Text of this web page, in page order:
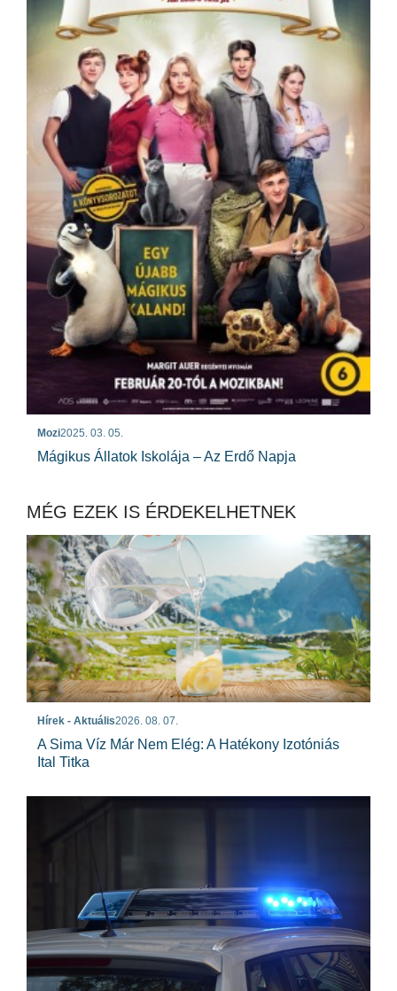
Mozi2025. 03. 05.
Mágikus Állatok Iskolája – Az Erdő Napja
MÉG EZEK IS ÉRDEKELHETNEK
Hírek - Aktuális2026. 08. 07.
A Sima Víz Már Nem Elég: A Hatékony Izotóniás
Ital Titka